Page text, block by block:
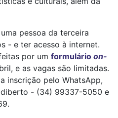
pessoa da terceira
- e ter acesso à internet.
por um formulário on-
e as vagas são limitadas.
inscrição pelo WhatsApp,
- (34) 99337-5050 e